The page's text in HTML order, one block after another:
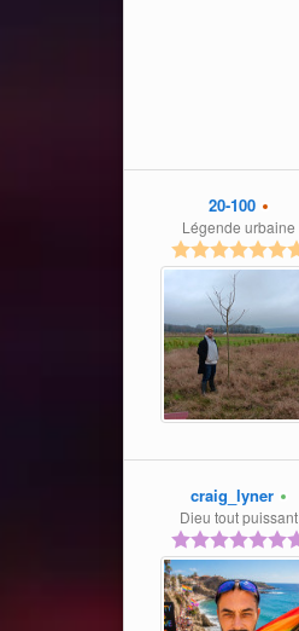
20-100
Légende urbaine
craig_lyner
Dieu tout puissant